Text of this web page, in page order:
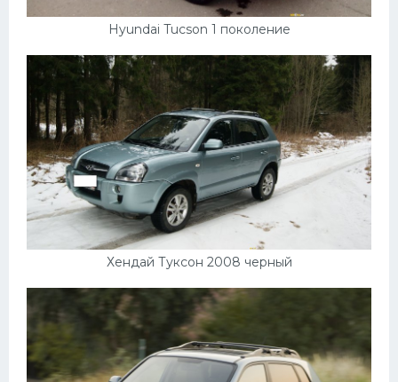
Hyundai Tucson 1 поколение
Хендай Туксон 2008 черный
Джили
Хавал
Инфинити
ЛУАЗ
Фиат
Ситроен
Подводные лодки
Митсубиси
Киа